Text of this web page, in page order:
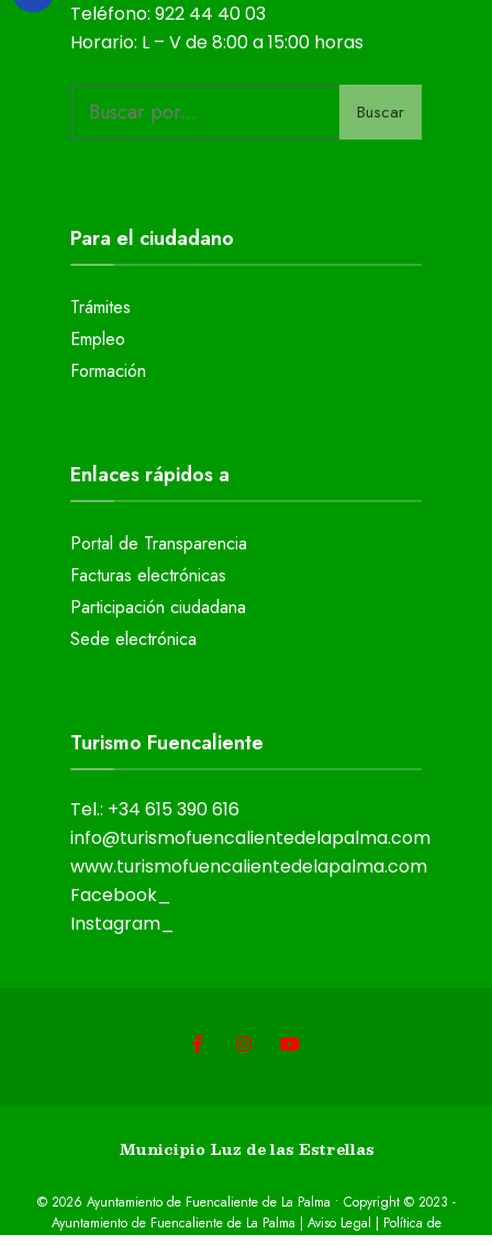
Teléfono: 922 44 40 03
Horario: L – V de 8:00 a 15:00 horas
Buscar
Para el ciudadano
Trámites
Empleo
Formación
Enlaces rápidos a
Portal de Transparencia
Facturas electrónicas
Participación ciudadana
Sede electrónica
Turismo Fuencaliente
Tel.: +34 615 390 616
info@turismofuencalientedelapalma.com
www.turismofuencalientedelapalma.com
Facebook_
Instagram_
Municipio Luz de las Estrellas
© 2026 Ayuntamiento de Fuencaliente de La Palma • Copyright © 2023 -
Ayuntamiento de Fuencaliente de La Palma | Aviso Legal | Política de